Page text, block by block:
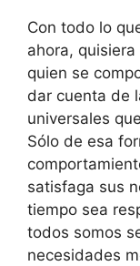
Con todo lo
ahora,
quien se
dar cuenta de
universales
Sólo de esa
satisfaga sus
tiempo sea
todos somos
necesidades